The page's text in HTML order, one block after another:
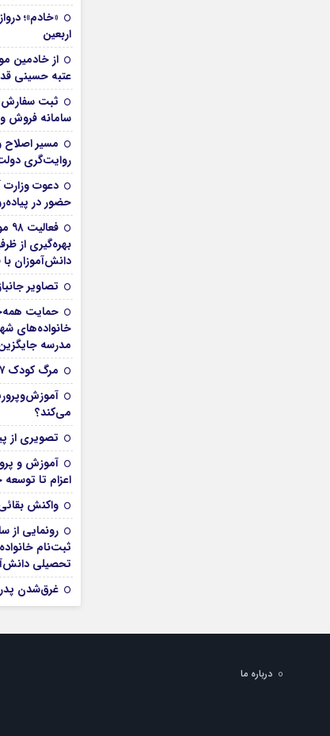
«خادم»؛
اربعین
از خادمین
عتبه حسینی
ثبت سفارش
سامانه فروش
مسیر
روایت‌‌گری
دعوت وزارت
حضور در
بهره‌گیری از
دانش‌آموزان
تصاویر
حمایت
مدرسه
مرگ کودک ۷ ساله در آتش‌سوزی مشهد
می‌کند؟
تصویری از پیکر شهید ۲
آموزش و
اعزام تا
واکنش
رونمایی
تحصیلی
غرق‌شدن
درباره ما